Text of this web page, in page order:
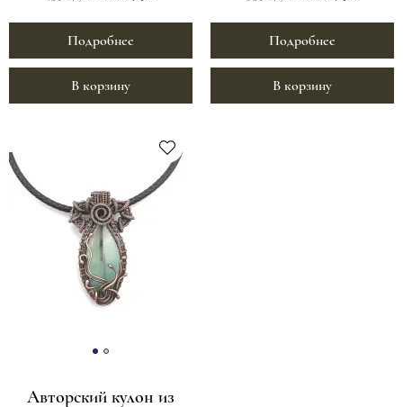
Подробнее
В корзину
Подробнее
В корзину
Авторский кулон из